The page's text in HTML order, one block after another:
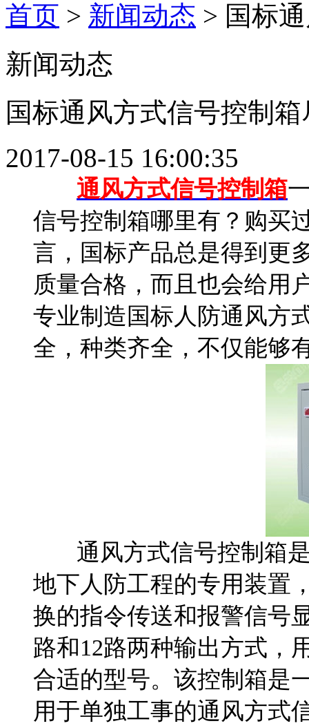
首页 > 新闻动态 > 国标
新闻动态
国标通风方式信号控制
2017-08-15 16:00:35
通风方式信号控制箱
信号控制箱哪里有？购买
言，国标产品总是得到更
质量合格，而且也会给用
专业制造国标人防通风方
全，种类齐全，不仅能够
通风方式信号控制箱是
地下人防工程的专用装置
换的指令传送和报警信号
路和12路两种输出方式，
合适的型号。该控制箱是
用于单独工事的通风方式